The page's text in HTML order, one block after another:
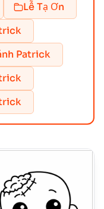
Lễ Tạ Ơn
Patrick